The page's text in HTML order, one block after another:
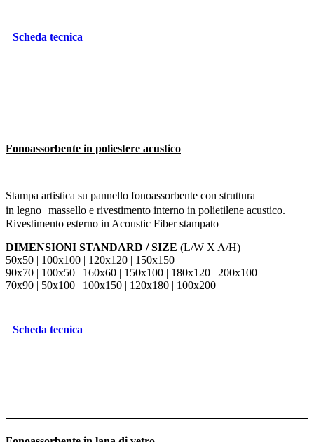
Scheda tecnica
Fonoassorbente in poliestere acustico
Stampa artistica su pannello fonoassorbente con struttura
in legno massello e rivestimento interno in polietilene acustico.
Rivestimento esterno in Acoustic Fiber stampato
DIMENSIONI STANDARD / SIZE (L/W X A/H)
50x50 | 100x100 | 120x120 | 150x150
90x70 | 100x50 | 160x60 | 150x100 | 180x120 | 200x100
70x90 | 50x100 | 100x150 | 120x180 | 100x200
Scheda tecnica